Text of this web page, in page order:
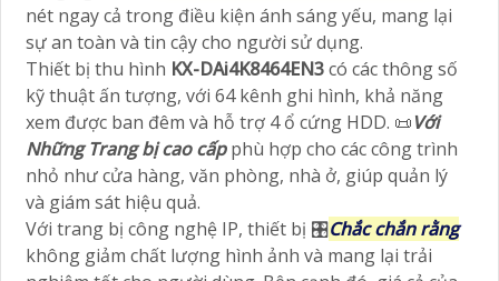
nét ngay cả trong điều kiện ánh sáng yếu, mang lại
sự an toàn và tin cậy cho người sử dụng.
Thiết bị thu hình KX-DAi4K8464EN3có các thông số
kỹ thuật ấn tượng, với 64 kênh ghi hình, khả năng
xem được ban đêm và hỗ trợ 4 ổ cứng HDD. 📜Với
Những Trang bị cao cấpphù hợp cho các công trình
nhỏ như cửa hàng, văn phòng, nhà ở, giúp quản lý
và giám sát hiệu quả.
Với trang bị công nghệ IP, thiết bị 🎛Chắc chắn rằng
không giảm chất lượng hình ảnh và mang lại trải